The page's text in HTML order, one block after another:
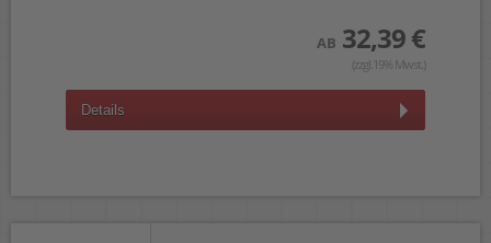
AB 32,39 €
(zzgl.19% Mwst.)
Details